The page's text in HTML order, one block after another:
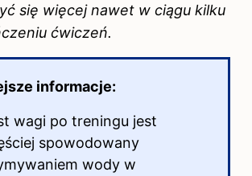
się więcej nawet w ciągu kilku
ćwiczeń.
informacje:
wagi po treningu jest
spowodowany
wody w